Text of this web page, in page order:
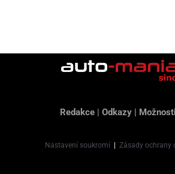
Redakce | Odkazy |
Nastavení soukromí Zásady ochrany